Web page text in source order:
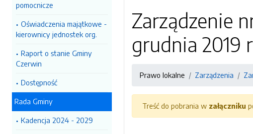
pomocnicze
Oświadczenia majątkowe -
kierownicy jednostek org.
Raport o stanie Gminy
Czerwin
Dostępność
Rada Gminy
Kadencja 2024 - 2029
Zarządzenie
grudnia 2019
Prawo lokalne Zarządzenia
Treść do pobrania w załączniku